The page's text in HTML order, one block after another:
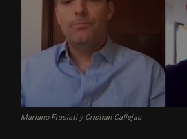
Mariano Frasisti y Cristian Callejas